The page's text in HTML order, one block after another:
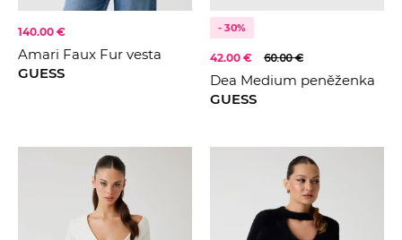
140.00 €
Amari Faux Fur vesta
GUESS
- 30%
42.00 € 60.00 €
Dea Medium peněženka
GUESS